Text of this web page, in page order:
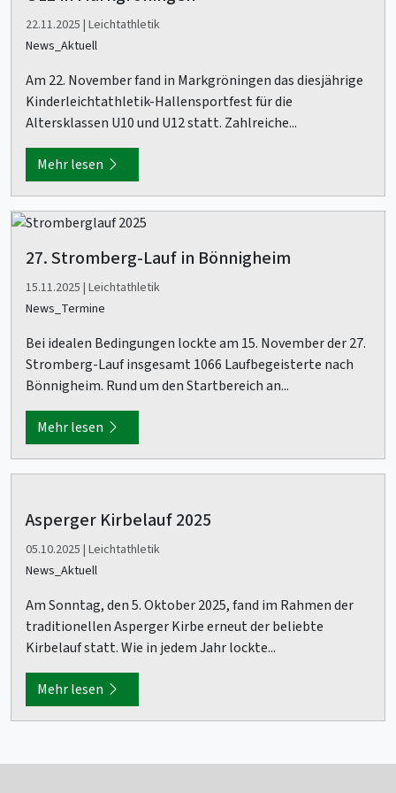
22.11.2025 | Leichtathletik
News_Aktuell
Am 22. November fand in Markgröningen das diesjährige
Kinderleichtathletik-Hallensportfest für die
Altersklassen U10 und U12 statt. Zahlreiche...
Mehr lesen
27. Stromberg-Lauf in Bönnigheim
15.11.2025 | Leichtathletik
News_Termine
Bei idealen Bedingungen lockte am 15. November der 27.
Stromberg-Lauf insgesamt 1066 Laufbegeisterte nach
Bönnigheim. Rund um den Startbereich an...
Mehr lesen
Asperger Kirbelauf 2025
05.10.2025 | Leichtathletik
News_Aktuell
Am Sonntag, den 5. Oktober 2025, fand im Rahmen der
traditionellen Asperger Kirbe erneut der beliebte
Kirbelauf statt. Wie in jedem Jahr lockte...
Mehr lesen